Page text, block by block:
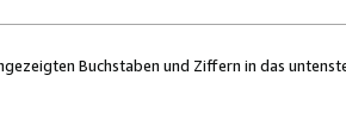
Buchstaben und Ziffern in das